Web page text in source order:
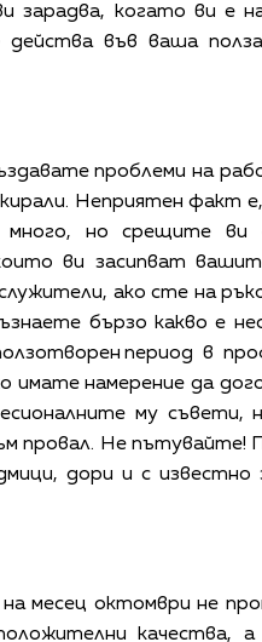
когато ви е
във ваша
проблеми на
Неприятен
но срещите ви
ви засипват
ако сте на
бързо какво е
период в
имате намерение да
му съвети,
провал. Не
дори и с
месец октомври не